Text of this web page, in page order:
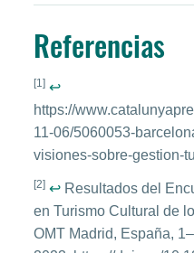
Referencias
[1] ↩
https://
11-06/5060053-
visiones-sobre-gestion-
[2] ↩ Resultados del
en Turismo Cultural de
OMT Madrid, España,